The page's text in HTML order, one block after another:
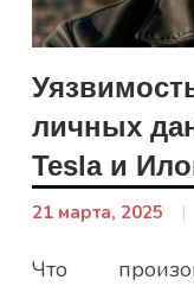
личных
Tesla и
21 марта, 2025
Что